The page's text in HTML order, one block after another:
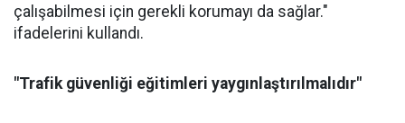
çalışabilmesi için gerekli korumayı da sağlar."
ifadelerini kullandı.
"Trafik güvenliği eğitimleri yaygınlaştırılmalıdır"